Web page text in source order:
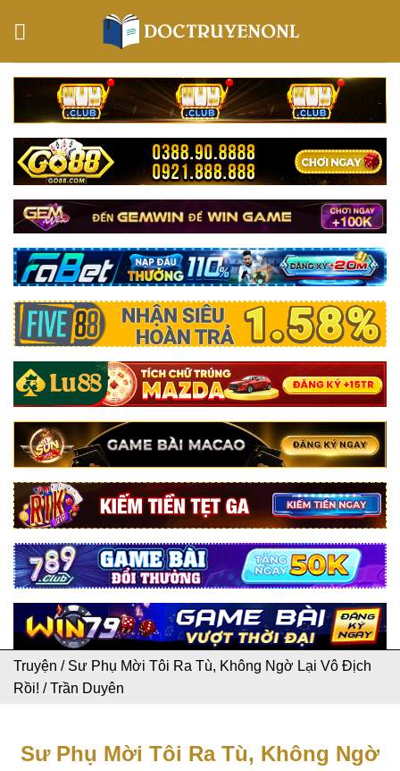
Truyện / Sư Phụ Mời Tôi Ra Tù, Không Ngờ Lại Vô Địch
Rồi! /Trần Duyên
Sư Phụ Mời Tôi Ra Tù, Không Ngờ